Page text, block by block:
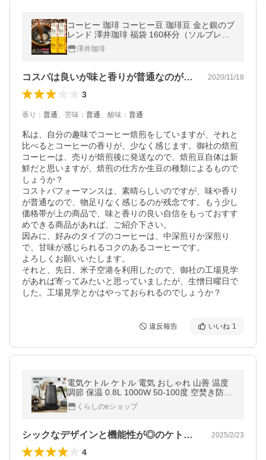
コーヒー 珈琲 コーヒー豆 珈琲豆 金と銀のブ
レンド 澤井珈琲 福袋 160杯分（ソルブレン
澤井珈琲
コスパは良いが味と香りが普通なのが残念 2020/11/18
3
香り ： 普通、 苦味 ： 普通、 酸味 ： 普通
私は、自分の趣味でコーヒー焙煎をしていますが、それと
比べるとコーヒーの香りが、少なく感じます。御社の焙煎
コーヒーは、売りが焙煎後に発送なので、焙煎豆自体は新
鮮だと思いますが、焙煎の仕方か生豆の種類によるもので
しょうか？
コストパフォーマンスは、素晴らしいのですが、味や香り
が普通なので、物足りなく感じるのが残念です。もう少し
価格帯が上の商品で、味と香りの良い自信をもっておすす
めできる商品があれば、ご紹介下さい。
因みに、好みのタイプのコーヒーは、中深煎りか深煎り
で、甘味が感じられるコクのあるコーヒーです。
よろしくお願いいたします。
それと、先日、米子空港を利用したので、御社の工場見学
があれば寄ってみたいと思っていましたが、生憎日曜日で
した。工場見学とかはやっておられるのでしょうか？
違反報告 いいね 1
電気ケトル ケトル 電気 おしゃれ 山善 温度
調節 保温 0.8L 1000W 50-100度 空焚き防止
EKG-C801 ドリップ 電気ポット 湯沸かし 細
口 くらしのeショップ
シックなデザインと機能性が◎のケトル！ 2025/2/23
4